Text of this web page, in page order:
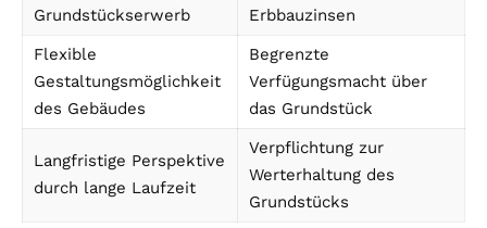
Grundstückserwerb
Erbbauzinsen
Flexible
Gestaltungsmöglichkeit
des Gebäudes
Begrenzte
Verfügungsmacht über
das Grundstück
Langfristige Perspektive
durch lange Laufzeit
Verpflichtung zur
Werterhaltung des
Grundstücks